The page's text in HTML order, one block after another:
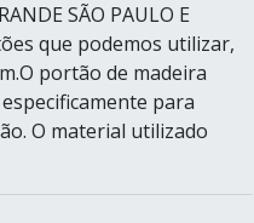
SÃO PAULO E
que podemos utilizar,
portão de madeira
para
O material utilizado